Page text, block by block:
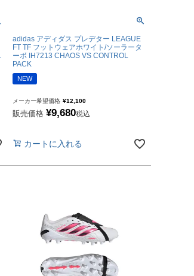
adidas アディダス プレデター LEAGUE
FT TF フットウェアホワイト/ソーラータ
ーボ IH7213 CHAOS VS CONTROL
PACK
NEW
メーカー希望価格 ¥12,100
販売価格 ¥9,680税込
カートに入れる